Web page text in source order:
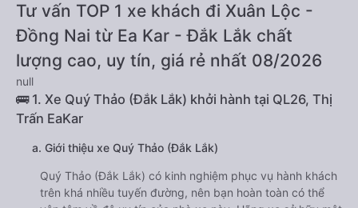
Tư vấn TOP 1 xe khách đi Xuân Lộc -
Đồng Nai từ Ea Kar - Đắk Lắk chất
lượng cao, uy tín, giá rẻ nhất 08/2026
null
🚌 1. Xe Quý Thảo (Đắk Lắk) khởi hành tại QL26, Thị
Trấn EaKar
a. Giới thiệu xe Quý Thảo (Đắk Lắk)
Quý Thảo (Đắk Lắk) có kinh nghiệm phục vụ hành khách
trên khá nhiều tuyến đường, nên bạn hoàn toàn có thể